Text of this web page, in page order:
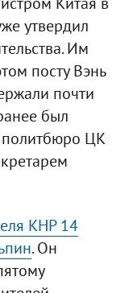
утвердил
Им
посту Вэнь
почти
был
политбюро ЦК
КНР 14
. Он